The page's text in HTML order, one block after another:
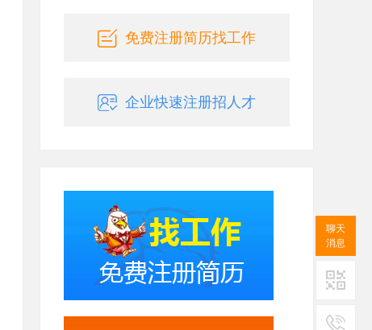
免费注册简历找工作
企业快速注册招人才
聊天
消息
二维码